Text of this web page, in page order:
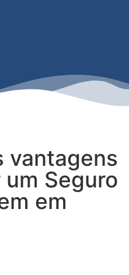
vantagens
Seguro
em